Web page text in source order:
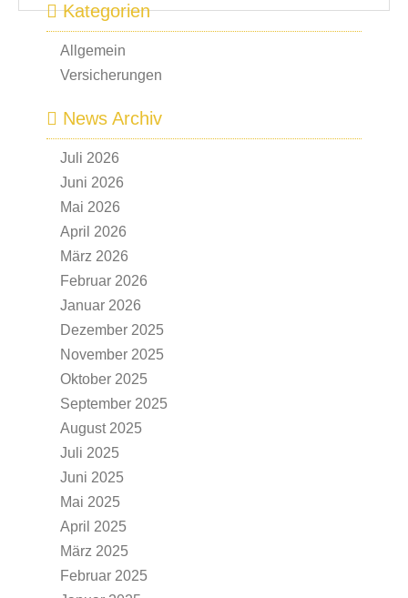
Kategorien
Allgemein
Versicherungen
News Archiv
Juli 2026
Juni 2026
Mai 2026
April 2026
März 2026
Februar 2026
Januar 2026
Dezember 2025
November 2025
Oktober 2025
September 2025
August 2025
Juli 2025
Juni 2025
Mai 2025
April 2025
März 2025
Februar 2025